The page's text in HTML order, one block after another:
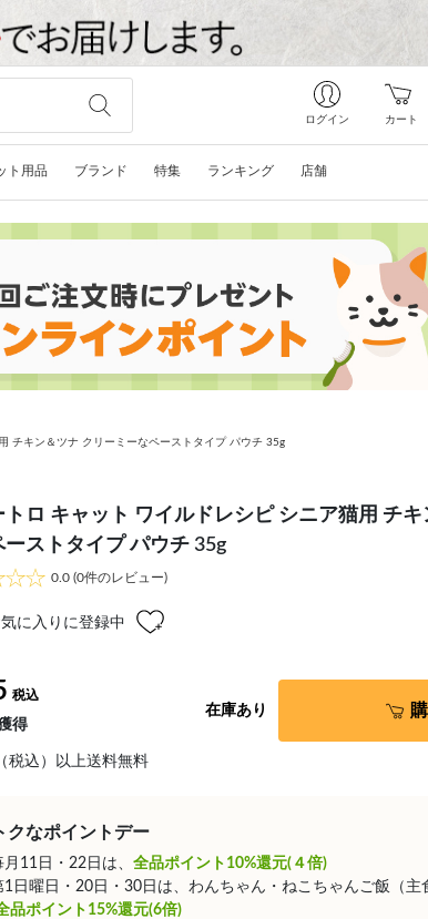
ログイン カート
ト用品 ブランド 特集 ランキング 店舗
チキン＆ツナ クリーミーなペーストタイプ パウチ 35g
トロ キャット ワイルドレシピ シニア猫用 チキ
ーストタイプ パウチ 35g
0.0 (0件のレビュー)
に入りに登録中
得
税込）以上送料無料
在庫あり
クなポイントデー
11日・22日は、 全品ポイント10%還元(４倍)
日曜日・20日・30日は、わんちゃん・ねこちゃんご飯（主
品ポイント15%還元(6倍)